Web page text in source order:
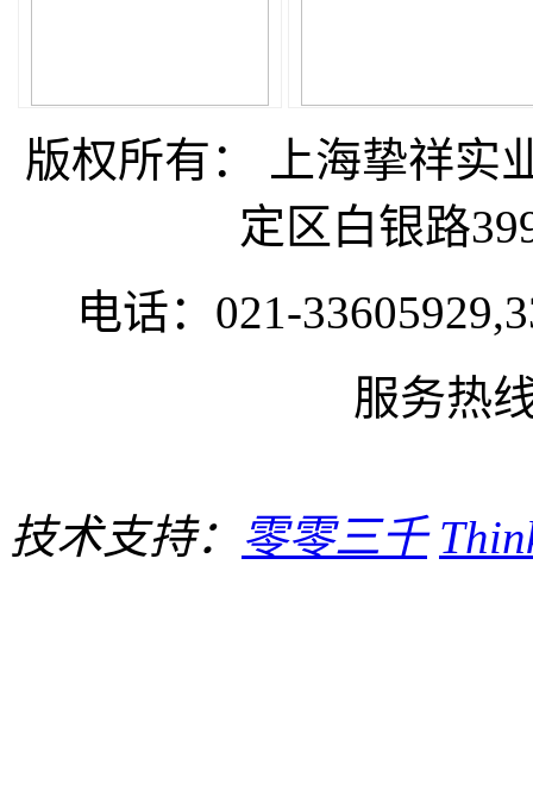
版权所有： 上海挚祥
定区白银路
电话：021-
服务热
技术支持： 零零三千